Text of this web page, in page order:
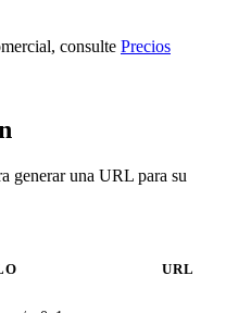
consulte Precios
generar una URL para su
URL